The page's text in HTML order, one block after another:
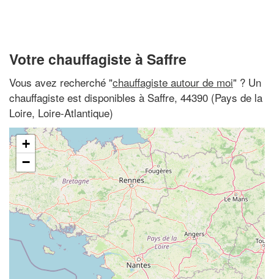
Votre chauffagiste à Saffre
Vous avez recherché "chauffagiste autour de moi" ? Un
chauffagiste est disponibles à Saffre, 44390 (Pays de la
Loire, Loire-Atlantique)
+
−